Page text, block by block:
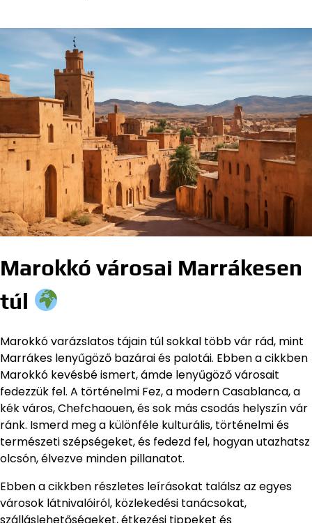
Marokkó városai Marrákesen
túl
Marokkó varázslatos tájain túl sokkal több vár rád, mint
Marrákes lenyűgöző bazárai és palotái. Ebben a cikkben
Marokkó kevésbé ismert, ámde lenyűgöző városait
fedezzük fel. A történelmi Fez, a modern Casablanca, a
kék város, Chefchaouen, és sok más csodás helyszín vár
ránk. Ismerd meg a különféle kulturális, történelmi és
természeti szépségeket, és fedezd fel, hogyan utazhatsz
olcsón, élvezve minden pillanatot.
Ebben a cikkben részletes leírásokat találsz az egyes
városok látnivalóiról, közlekedési tanácsokat,
szálláslehetőségeket, étkezési tippeket és